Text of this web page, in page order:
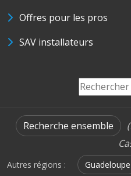
Offres pour les pros
SAV installateurs
Recherche ensemble
Autres régions : Guadeloupe